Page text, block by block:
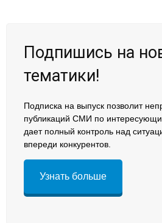
Подпишись на
тематики!
Подписка на выпуск позволит
публикаций СМИ по
дает полный контроль над
впереди конкурентов.
Узнать больше